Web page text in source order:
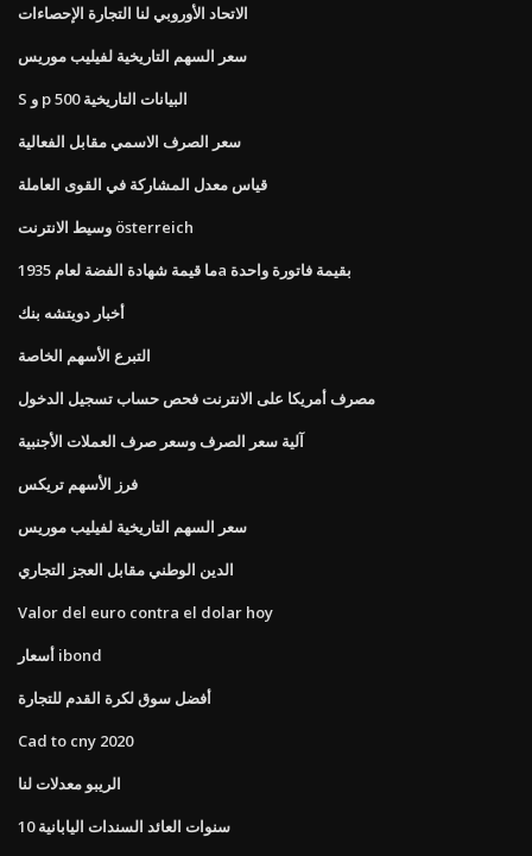
الاتحاد الأوروبي لنا التجارة الإحصاءات
سعر السهم التاريخية لفيليب موريس
S و p 500 البيانات التاريخية
سعر الصرف الاسمي مقابل الفعالية
قياس معدل المشاركة في القوى العاملة
وسيط الانترنت österreich
ما قيمة شهادة الفضة لعام 1935a بقيمة فاتورة واحدة
أخبار دويتشه بنك
التبرع الأسهم الخاصة
مصرف أمريكا على الانترنت فحص حساب تسجيل الدخول
آلية سعر الصرف وسعر صرف العملات الأجنبية
فرز الأسهم تريكس
سعر السهم التاريخية لفيليب موريس
الدين الوطني مقابل العجز التجاري
Valor del euro contra el dolar hoy
أسعار ibond
أفضل سوق لكرة القدم للتجارة
Cad to cny 2020
الريبو معدلات لنا
10 سنوات العائد السندات اليابانية